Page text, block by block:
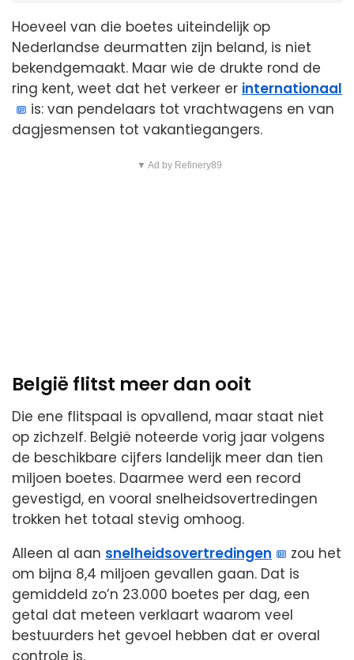
Hoeveel van die boetes uiteindelijk op
Nederlandse deurmatten zijn beland, is niet
bekendgemaakt. Maar wie de drukte rond de
ring kent, weet dat het verkeer er internationaal
is: van pendelaars tot vrachtwagens en van
dagjesmensen tot vakantiegangers.
▼ Ad by Refinery89
België flitst meer dan ooit
Die ene flitspaal is opvallend, maar staat niet
op zichzelf. België noteerde vorig jaar volgens
de beschikbare cijfers landelijk meer dan tien
miljoen boetes. Daarmee werd een record
gevestigd, en vooral snelheidsovertredingen
trokken het totaal stevig omhoog.
Alleen al aan snelheidsovertredingen
zou het
om bijna 8,4 miljoen gevallen gaan. Dat is
gemiddeld zo’n 23.000 boetes per dag, een
getal dat meteen verklaart waarom veel
bestuurders het gevoel hebben dat er overal
controle is.